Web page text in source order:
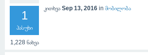
1
პასუხი
1,228 ნახვა
კითხვა Sep 13, 2016 in მობილობა